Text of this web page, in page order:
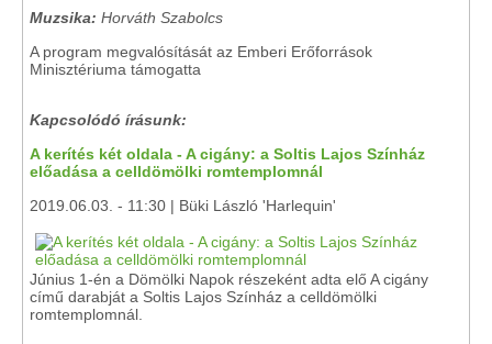
Muzsika: Horváth Szabolcs
A program megvalósítását az Emberi Erőforrások
Minisztériuma támogatta
Kapcsolódó írásunk:
A kerítés két oldala - A cigány: a Soltis Lajos Színház
előadása a celldömölki romtemplomnál
2019.06.03. - 11:30 | Büki László 'Harlequin'
Június 1-én a Dömölki Napok részeként adta elő A cigány
című darabját a Soltis Lajos Színház a celldömölki
romtemplomnál.